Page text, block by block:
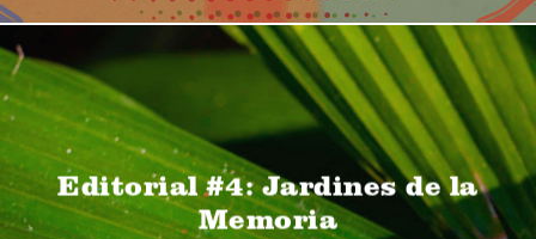
Editorial #4: Jardines de la
Memoria